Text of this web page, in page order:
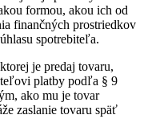
formou, akou ich od
finančných prostriedkov
spotrebiteľa.
je predaj tovaru,
platby podľa § 9
ako mu je tovar
zaslanie tovaru späť